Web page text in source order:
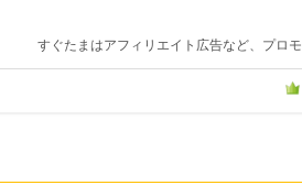
すぐたまはアフィリエイト広告など、プロ